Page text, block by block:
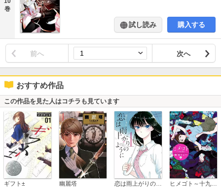
巻
試し読み 購入する
前へ 次へ
おすすめ作品
この作品を見た人はコチラも見ています
ギフト± 幽麗塔 ヒメゴト～十九歳の制服～